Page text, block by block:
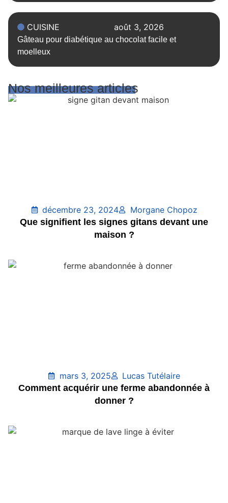
CUISINE août 3, 2026
Gâteau pour diabétique au chocolat facile et
moelleux
Nos meilleures articles
décembre 23, 2024
Morgane Chopoz
Que signifient les signes gitans devant une
maison ?
mars 3, 2025
Lucas Tutélaire
Comment acquérir une ferme abandonnée à
donner ?